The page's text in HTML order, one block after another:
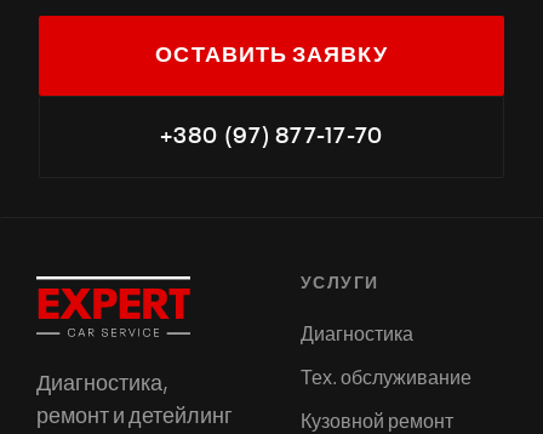
ОСТАВИТЬ ЗАЯВКУ
+380 (97) 877-17-70
Диагностика,
ремонт и детейлинг
УСЛУГИ
Диагностика
Тех. обслуживание
Кузовной ремонт